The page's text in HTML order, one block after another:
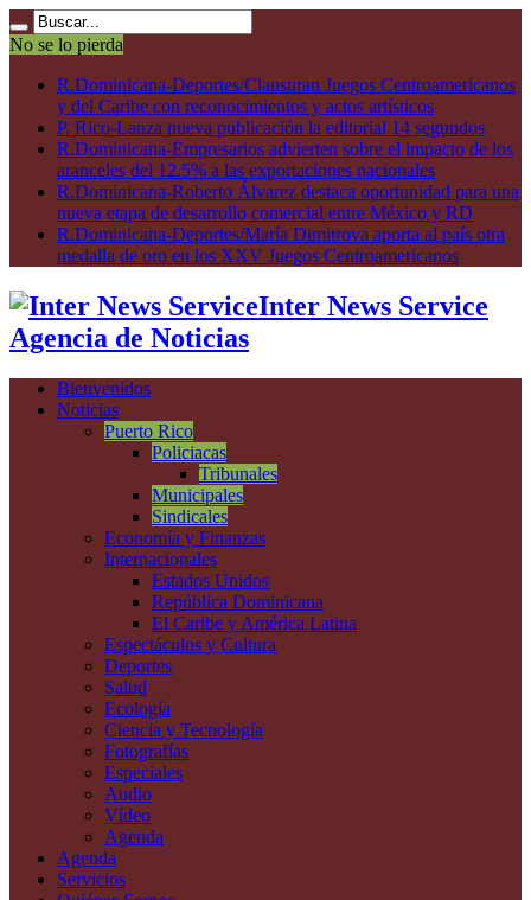
No se lo pierda
R.Dominicana-Deportes/Clausuran Juegos Centroamericanos
y del Caribe con reconocimientos y actos artísticos
P. Rico-Lanza nueva publicación la editorial 14 segundos
R.Dominicana-Empresarios advierten sobre el impacto de los
aranceles del 12.5% a las exportaciones nacionales
R.Dominicana-Roberto Álvarez destaca oportunidad para una
nueva etapa de desarrollo comercial entre México y RD
R.Dominicana-Deportes/María Dimitrova aporta al país otra
medalla de oro en los XXV Juegos Centroamericanos
Inter News Service
Agencia de Noticias
Bienvenidos
Noticias
Puerto Rico
Policiacas
Tribunales
Municipales
Sindicales
Economía y Finanzas
Internacionales
Estados Unidos
República Dominicana
El Caribe y América Latina
Espectáculos y Cultura
Deportes
Salud
Ecología
Ciencia y Tecnología
Fotografías
Especiales
Audio
Vídeo
Agenda
Agenda
Servicios